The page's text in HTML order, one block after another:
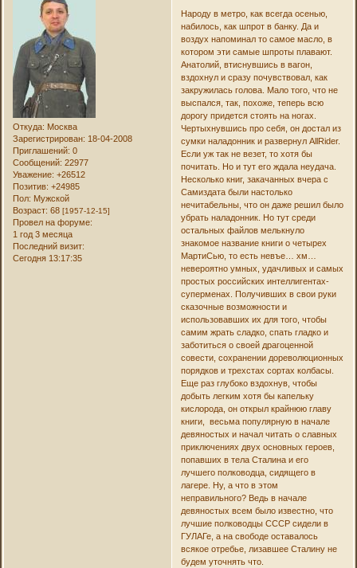
Откуда: Москва
Зарегистрирован: 18-04-2008
Приглашений: 0
Сообщений: 22977
Уважение: +26512
Позитив: +24985
Пол: Мужской
Возраст: 68[1957-12-15]
Провел на форуме:
1 год 3 месяца
Последний визит:
Сегодня 13:17:35
Народу в метро, как всегда осенью,
набилось, как шпрот в банку. Да и
воздух напоминал то самое масло, в
котором эти самые шпроты плавают.
Анатолий, втиснувшись в вагон,
вздохнул и сразу почувствовал, как
закружилась голова. Мало того, что не
выспался, так, похоже, теперь всю
дорогу придется стоять на ногах.
Чертыхнувшись про себя, он достал из
сумки наладонник и развернул AllRider.
Если уж так не везет, то хотя бы
почитать. Но и тут его ждала неудача.
Несколько книг, закачанных вчера с
Самиздата были настолько
нечитабельны, что он даже решил было
убрать наладонник. Но тут среди
остальных файлов мелькнуло
знакомое название книги о четырех
МартиСью, то есть невъе… хм…
невероятно умных, удачливых и самых
простых российских интеллигентах-
суперменах. Получивших в свои руки
сказочные возможности и
использовавших их для того, чтобы
самим жрать сладко, спать гладко и
заботиться о своей драгоценной
совести, сохранении дореволюционных
порядков и трехстах сортах колбасы.
Еще раз глубоко вздохнув, чтобы
добыть легким хотя бы капельку
кислорода, он открыл крайнюю главу
книги, весьма популярную в начале
девяностых и начал читать о славных
приключениях двух основных героев,
попавших в тела Сталина и его
лучшего полководца, сидящего в
лагере. Ну, а что в этом
неправильного? Ведь в начале
девяностых всем было известно, что
лучшие полководцы СССР сидели в
ГУЛАГе, а на свободе оставалось
всякое отребье, лизавшее Сталину не
будем уточнять что.